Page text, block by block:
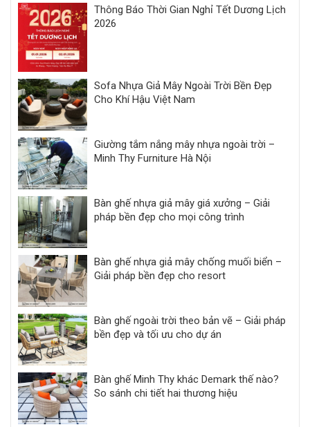
Thông Báo Thời Gian Nghỉ Tết Dương Lịch
2026
Sofa Nhựa Giả Mây Ngoài Trời Bền Đẹp
Cho Khí Hậu Việt Nam
Giường tắm nắng mây nhựa ngoài trời –
Minh Thy Furniture Hà Nội
Bàn ghế nhựa giả mây giá xưởng – Giải
pháp bền đẹp cho mọi công trình
Bàn ghế nhựa giả mây chống muối biển –
Giải pháp bền đẹp cho resort
Bàn ghế ngoài trời theo bản vẽ – Giải pháp
bền đẹp và tối ưu cho dự án
Bàn ghế Minh Thy khác Demark thế nào?
So sánh chi tiết hai thương hiệu